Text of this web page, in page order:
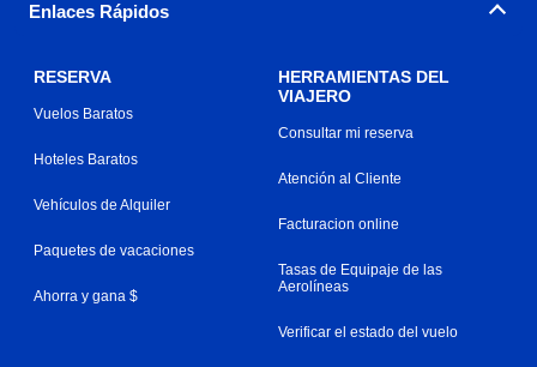
Enlaces Rápidos
RESERVA
Vuelos Baratos
Hoteles Baratos
Vehículos de Alquiler
Paquetes de vacaciones
Ahorra y gana $
HERRAMIENTAS DEL
VIAJERO
Consultar mi reserva
Atención al Cliente
Facturacion online
Tasas de Equipaje de las
Aerolíneas
Verificar el estado del vuelo